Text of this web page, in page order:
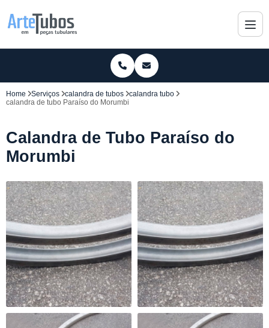
Home Serviços calandra de tubos
calandra tubo
calandra de tubo Paraíso do Morumbi
Calandra de Tubo Paraíso do
Morumbi